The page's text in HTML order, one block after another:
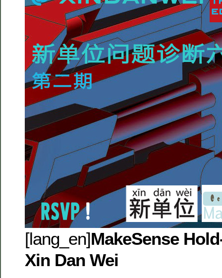
[lang_en]MakeSense
Xin Dan Wei